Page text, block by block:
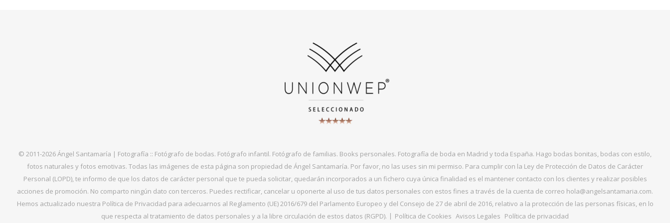
© 2011-2026 Ángel Santamaría | Fotografía :: Fotógrafo de bodas. Fotógrafo infantil. Fotógrafo de familias. Books personales. Fotografía de boda en Madrid y toda España. Hago bodas bonitas, bodas con estilo,
fotos naturales y fotos emotivas. Todas las imágenes de esta página son propiedad de Ángel Santamaría. Por favor, no las uses sin mi permiso. Para cumplir con la Ley de Protección de Datos de Carácter
Personal (LOPD), te informo de que los datos de carácter personal que te pueda solicitar, quedarán incorporados a un fichero cuya única finalidad es el mantener contacto con los clientes y realizar posibles
acciones de promoción. No comparto ningún dato con terceros. Puedes rectificar, cancelar u oponerte al uso de tus datos personales con estos fines a través de la cuenta de correo hola@angelsantamaria.com.
Hemos actualizado nuestra Política de Privacidad para adecuarnos al Reglamento (UE) 2016/679 del Parlamento Europeo y del Consejo de 27 de abril de 2016, relativo a la protección de las personas físicas, en lo
que respecta al tratamiento de datos personales y a la libre circulación de estos datos (RGPD).
Política de Cookies Avisos Legales Política de privacidad